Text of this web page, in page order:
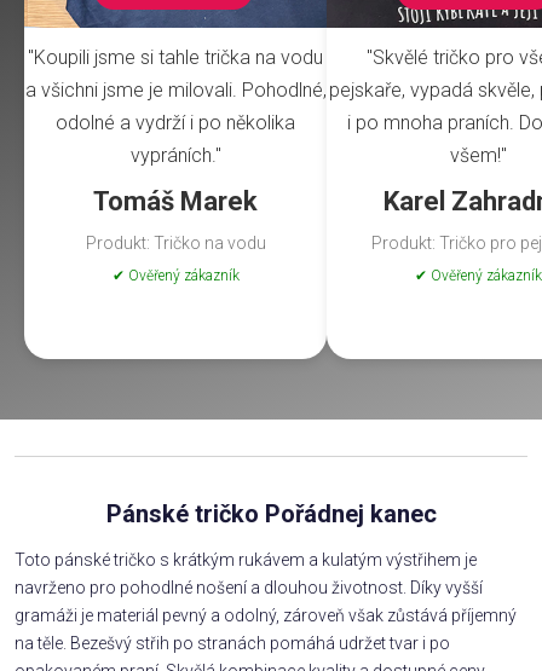
"Koupili jsme si tahle trička na vodu
a všichni jsme je milovali. Pohodlné,
odolné a vydrží i po několika
vypráních."
Tomáš Marek
Produkt: Tričko na vodu
✔ Ověřený zákazník
"Skvělé tričko pro
pejskaře, vypadá
i po mnoha praních.
všem!"
Karel
Produkt: Tričko pro
✔ Ověřený zákazník
Pánské tričko Pořádnej kanec
Toto pánské tričko s krátkým rukávem a kulatým výstřihem je
navrženo pro pohodlné nošení a dlouhou životnost. Díky vyšší
gramáži je materiál pevný a odolný, zároveň však zůstává příjemný
na těle. Bezešvý střih po stranách pomáhá udržet tvar i po